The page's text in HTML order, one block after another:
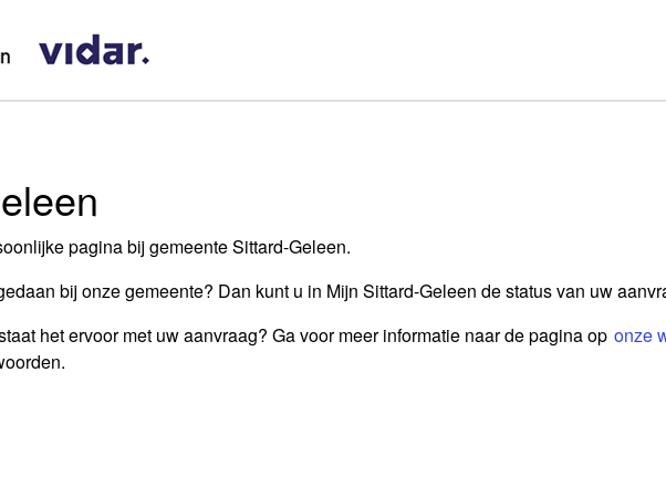
pagina bij gemeente Sittard-Geleen.
bij onze gemeente? Dan kunt u in Mijn Sittard-Geleen de status van uw
het ervoor met uw aanvraag? Ga voor meer informatie naar de pagina op onze